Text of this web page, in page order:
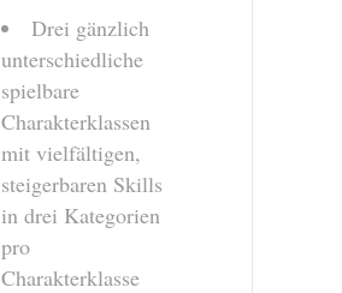
Drei gänzlich
unterschiedliche
spielbare
Charakterklassen
mit vielfältigen,
steigerbaren Skills
in drei Kategorien
pro
Charakterklasse